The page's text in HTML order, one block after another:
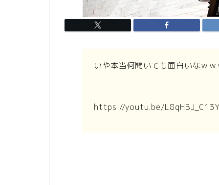
いや本当何聞いても面白いなｗｗ
https://youtu.be/